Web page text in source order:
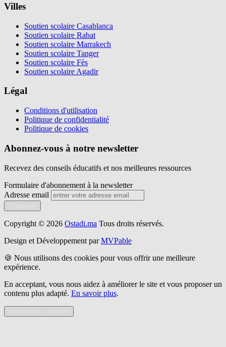
Villes
Soutien scolaire Casablanca
Soutien scolaire Rabat
Soutien scolaire Marrakech
Soutien scolaire Tanger
Soutien scolaire Fès
Soutien scolaire Agadir
Légal
Conditions d'utilisation
Politique de confidentialité
Politique de cookies
Abonnez-vous à notre newsletter
Recevez des conseils éducatifs et nos meilleures ressources
Formulaire d'abonnement à la newsletter
Adresse email
Copyright © 2026 Ostadi.ma Tous droits réservés.
Design et Développement par MVPable
🍪 Nous utilisons des cookies pour vous offrir une meilleure
expérience.
En acceptant, vous nous aidez à améliorer le site et vous proposer un
contenu plus adapté. En savoir plus.